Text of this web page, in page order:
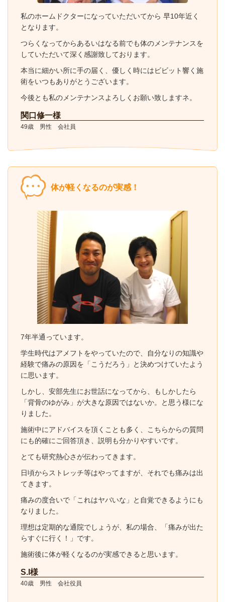
私のホームドクターになっていただいてから 早10年近く
となります。
つらくなってからあるいはなる前でも体のメンテナンスを
していただいて深く感謝致しております。
本当に細かい所に手の届く、優しく時にはビビット響く施
術をいつもありがとうございます。
今後とも私のメンテナンスよろしくお願い致しますネ。
関口修一様
49歳 男性 会社員
体が軽くなるのが実感！
7年半通っています。
学生時代はアメフトをやっていたので、自分なりの知識や
経験で痛みの原因を「こうだろう」と決めつけていたよう
に思います。
しかし、安部先生にお世話になってから、もしかしたら
「背骨のゆがみ」が大きな原因ではないか。と思う様にな
りました。
施術中にアドバイスを頂くことも多く、こちらからの質問
にも的確にご回答頂き、説明も分かりやすいです。
とても研究熱心さが伝わってきます。
日頃からストレッチ等はやってますが、それでも痛みは出
てきます。
痛みの度合いで「これはヤバいな」と自覚できるようにも
なりました。
理想は定期的な通院でしょうが、私の場合、「痛みが出た
らすぐに行く！」です。
施術後に体が軽くなるのが実感できると思います。
S.I様
40歳 男性 会社役員